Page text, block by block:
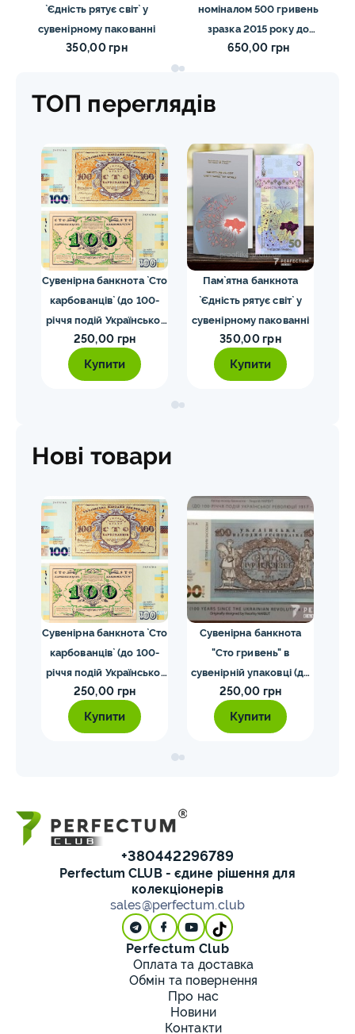
`Єдність рятує світ` у
сувенірному пакованні
350,00 грн
номіналом 500 гривень
зразка 2015 року до
300-річчя від дня
650,00 грн
ТОП переглядів
Сувенірна банкнота `Сто
карбованців` (до 100-
річчя подій Української
революції 1917 – 1921
років)
250,00 грн
Купити
Пам`ятна банкнота
`Єдність рятує світ` у
сувенірному пакованні
350,00 грн
Купити
Нові товари
Сувенірна банкнота `Сто
карбованців` (до 100-
річчя подій Української
революції 1917 – 1921
років)
250,00 грн
Купити
Сувенірна банкнота
"Сто гривень" в
сувенірній упаковці (до
100-річчя подій
Української революції
1917 - 1921 років)
250,00 грн
Купити
+380442296789
Perfectum CLUB - єдине рішення для
колекціонерів
sales@perfectum.club
Perfectum Club
Оплата та доставка
Обмін та повернення
Про нас
Новини
Контакти